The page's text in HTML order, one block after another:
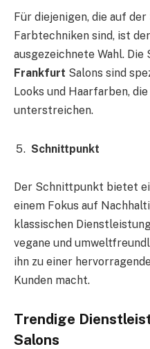
Für diejenigen, die auf
Farbtechniken sind, ist
ausgezeichnete Wahl.
Frankfurt Salons sind
Looks und Haarfarben,
unterstreichen.
Schnittpunkt
Der Schnittpunkt bietet
einem Fokus auf
klassischen
vegane und
ihn zu einer
Kunden macht.
Trendige
Salons